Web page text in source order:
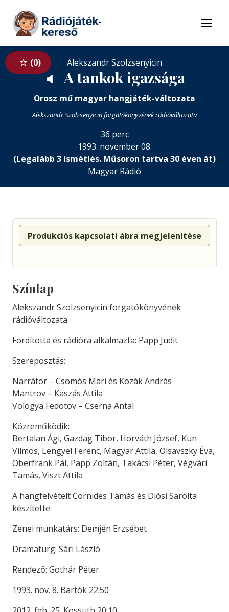
Tovább a tartalomhoz
Menü
0 Alekszandr Szolzsenyicin
🔈 A tankok igazsága
Orosz mű magyar hangjáték-változata
Alekszandr Szolzsenyicin forgatókönyvének rádióváltozata
36 perc
1993. november 08.
(Legalább 3 ismétlés. Műsoron tartva 30 éven át)
Magyar Rádió
Produkciós kapcsolati ábra megjelenítése
Színlap
Alekszandr Szolzsenyicin forgatókönyvének
rádióváltozata
Fordította és rádióra alkalmazta: Papp Judit
Szereposztás:
Narrátor – Csomós Mari és Kozák András
Mantrov – Kaszás Attila
Vologya Fedotov – Cserna Antal
Közreműködik:
Bertalan Ági, Gazdag Tibor, Horváth József, Kun
Vilmos, Lengyel Ferenc, Magyar Attila, Olsavszky Éva,
Oberfrank Pál, Papp Zoltán, Takácsi Péter, Végvári
Tamás, Viszt Attila
A hangfelvételt Cornides Tamás és Diósi Sarolta
készítette
Zenei munkatárs: Demjén Erzsébet
Dramaturg: Sári László
Rendező: Gothár Péter
1993. nov. 8. Bartók 22:50